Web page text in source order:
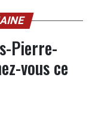
Pierre-
vous ce